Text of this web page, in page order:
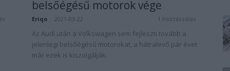
belsőégésű motorok vége
Eriqo 2021-03-22 1 hozzászólás
Az Audi után a Volkswagen sem fejleszti tovább a
jelenlegi belsőégésű motorokat, a hátralevő pár évet
már ezek is kiszolgálják.